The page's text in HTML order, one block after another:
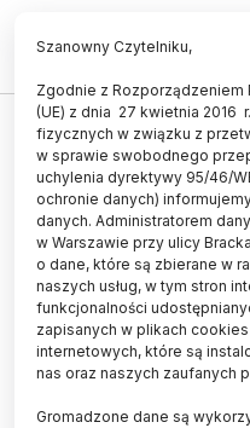
ŻYCIE
Pszczoły i
całym świecie,
Zachodniej
22.07.2021
aktualizacja:
5 minut czytania
Read the English version of
Szanowny Czytelniku,
Zgodnie z Rozporządzeniem
(UE) z dnia 27 kwietnia 2016
fizycznych w związku z
w sprawie swobodnego
uchylenia dyrektywy 95/46/
ochronie danych)
danych. Administratorem
w Warszawie przy ulicy
o dane, które są zbierane w
naszych usług, w tym stron
funkcjonalności
zapisanych w plikach
internetowych, które są
nas oraz naszych zaufanych
Gromadzone dane są